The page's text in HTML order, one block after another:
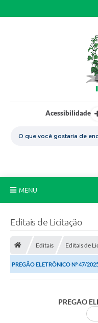
Acessibilidade
MENU
Legislação
Editais de Licitação
Editais Editais de
PREGÃO ELETRÔNICO Nº 47/
PREGÃO